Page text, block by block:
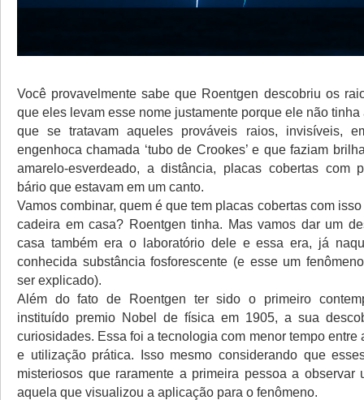
Você provavelmente sabe que Roentgen descobriu os
que eles levam esse nome justamente porque ele não
que se tratavam aqueles prováveis raios, invisíveis,
engenhoca chamada ‘tubo de Crookes’ e que faziam
amarelo-esverdeado, a distância, placas cobertas com
bário que estavam em um canto.
Vamos combinar, quem é que tem placas cobertas com
cadeira em casa? Roentgen tinha. Mas vamos dar um
casa também era o laboratório dele e essa era, já
conhecida substância fosforescente (e esse um
ser explicado).
Além do fato de Roentgen ter sido o primeiro
instituído premio Nobel de física em 1905, a sua
curiosidades. Essa foi a tecnologia com menor tempo entre
e utilização prática. Isso mesmo considerando que
misteriosos que raramente a primeira pessoa a observar
aquela que visualizou a aplicação para o fenômeno.